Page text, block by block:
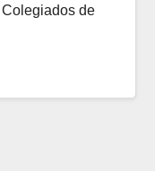
de